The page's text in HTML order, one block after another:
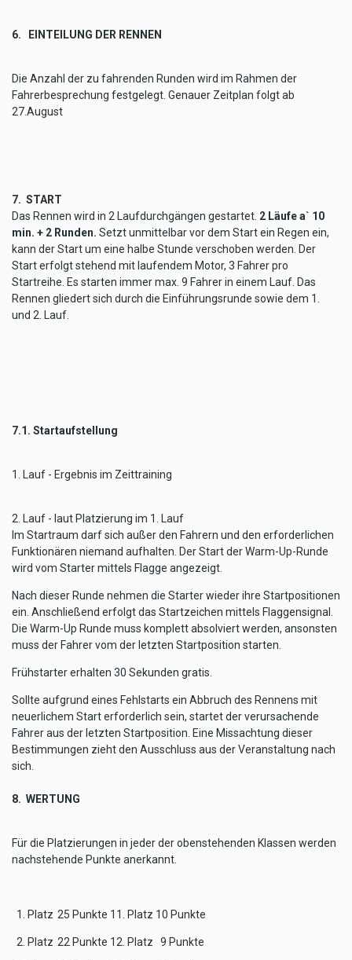
6. EINTEILUNG DER RENNEN
Die Anzahl der zu fahrenden Runden wird im Rahmen der
Fahrerbesprechung festgelegt. Genauer Zeitplan folgt ab
27.August
7. START
Das Rennen wird in 2 Laufdurchgängen gestartet. 2 Läufe a` 10
min. + 2 Runden. Setzt unmittelbar vor dem Start ein Regen ein,
kann der Start um eine halbe Stunde verschoben werden. Der
Start erfolgt stehend mit laufendem Motor, 3 Fahrer pro
Startreihe. Es starten immer max. 9 Fahrer in einem Lauf. Das
Rennen gliedert sich durch die Einführungsrunde sowie dem 1.
und 2. Lauf.
7.1. Startaufstellung
1. Lauf - Ergebnis im Zeittraining
2. Lauf - laut Platzierung im 1. Lauf
Im Startraum darf sich außer den Fahrern und den erforderlichen
Funktionären niemand aufhalten. Der Start der Warm-Up-Runde
wird vom Starter mittels Flagge angezeigt.
Nach dieser Runde nehmen die Starter wieder ihre Startpositionen
ein. Anschließend erfolgt das Startzeichen mittels Flaggensignal.
Die Warm-Up Runde muss komplett absolviert werden, ansonsten
muss der Fahrer vom der letzten Startposition starten.
Frühstarter erhalten 30 Sekunden gratis.
Sollte aufgrund eines Fehlstarts ein Abbruch des Rennens mit
neuerlichem Start erforderlich sein, startet der verursachende
Fahrer aus der letzten Startposition. Eine Missachtung dieser
Bestimmungen zieht den Ausschluss aus der Veranstaltung nach
sich.
8. WERTUNG
Für die Platzierungen in jeder der obenstehenden Klassen werden
nachstehende Punkte anerkannt.
1. Platz 25 Punkte 11. Platz 10 Punkte
2. Platz 22 Punkte 12. Platz 9 Punkte